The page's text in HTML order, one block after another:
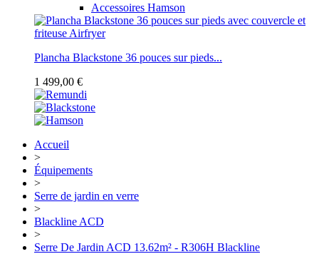
Accessoires Hamson
Plancha Blackstone 36 pouces sur pieds...
1 499,00 €
Accueil
>
Équipements
>
Serre de jardin en verre
>
Blackline ACD
>
Serre De Jardin ACD 13.62m² - R306H Blackline